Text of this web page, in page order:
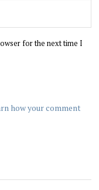
for the next time I
how your comment